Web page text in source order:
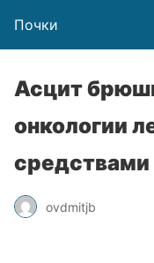
Почки
Асцит
онкологии
средствами
ovdmitjb